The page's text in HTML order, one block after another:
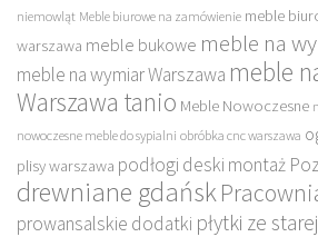
niemowląt Meble biurowe na zamówienie meble
warszawa meble bukowe meble na
meble na wymiar Warszawa meble
Warszawa tanio Meble Nowoczesne
nowoczesne meble do sypialni obróbka cnc warszawa
plisy warszawa podłogi deski montaż
drewniane gdańsk
prowansalskie dodatki płytki ze